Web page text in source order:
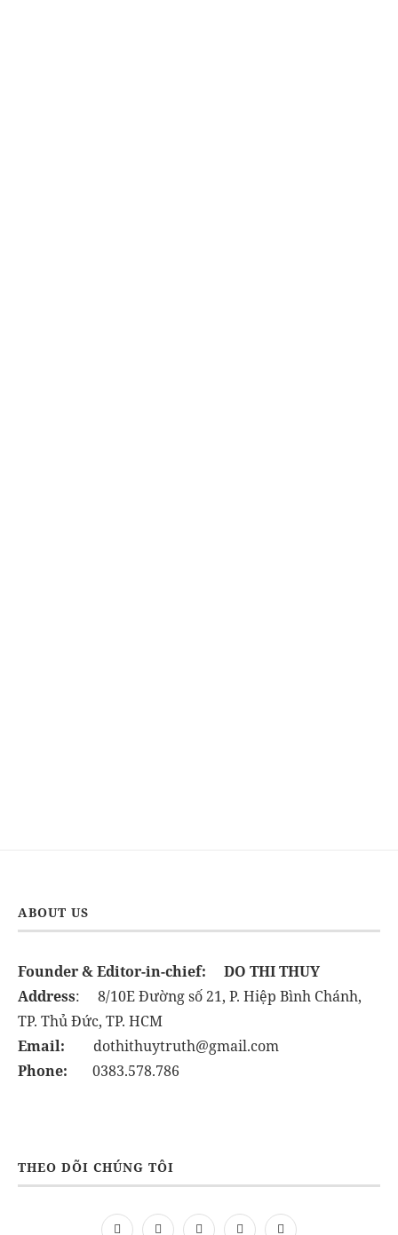
ABOUT US
Founder & Editor-in-chief:
DO THI THUY
Address: 8/10E Đường số 21, P. Hiệp Bình Chánh,
TP. Thủ Đức, TP. HCM
Email: dothithuytruth@gmail.com
Phone: 0383.578.786
THEO DÕI CHÚNG TÔI